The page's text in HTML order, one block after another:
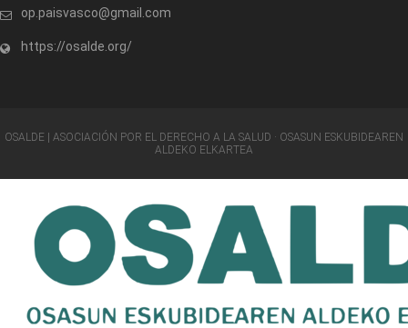
op.paisvasco@gmail.com
https://osalde.org/
OSALDE | ASOCIACIÓN POR EL DERECHO A LA SALUD · OSASUN ESKUBIDEAREN
ALDEKO ELKARTEA